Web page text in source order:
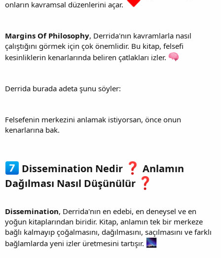
onların kavramsal düzenlerini açar.
Margins Of Philosophy, Derrida'nın kavramlarla nasıl
çalıştığını görmek için çok önemlidir. Bu kitap, felsefi
kesinliklerin kenarlarında beliren çatlakları izler.
Derrida burada adeta şunu söyler:
Felsefenin merkezini anlamak istiyorsan, önce onun
kenarlarına bak.
Dissemination Nedir
Anlamın
Dağılması Nasıl Düşünülür
Dissemination, Derrida'nın en edebi, en deneysel ve en
yoğun kitaplarından biridir. Kitap, anlamın tek bir merkeze
bağlı kalmayıp çoğalmasını, dağılmasını, saçılmasını ve farklı
bağlamlarda yeni izler üretmesini tartışır.